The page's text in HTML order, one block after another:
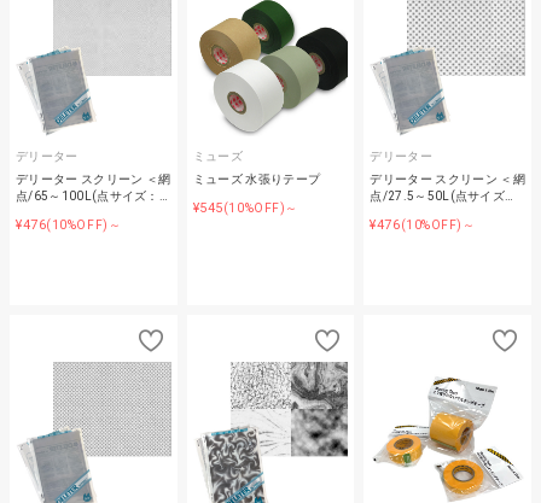
デリーター
デリーター スクリーン ＜網
点/65～100L(点サイズ：…
¥476(10%OFF)～
ミューズ
ミューズ 水張りテープ
¥545(10%OFF)～
デリーター
デリーター スクリーン ＜網
点/27.5～50L(点サイズ…
¥476(10%OFF)～